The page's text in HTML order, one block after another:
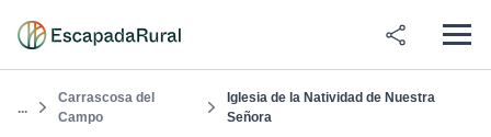
...
Carrascosa del
Campo
Iglesia de la Natividad de Nuestra
Señora